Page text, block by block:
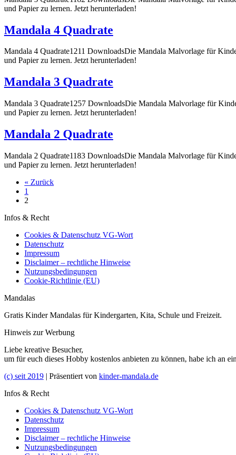
und Papier zu lernen. Jetzt herunterladen!
Mandala 4 Quadrate
Mandala 4 Quadrate1211 DownloadsDie Mandala Malvorlage für
und Papier zu lernen. Jetzt herunterladen!
Mandala 3 Quadrate
Mandala 3 Quadrate1257 DownloadsDie Mandala Malvorlage für
und Papier zu lernen. Jetzt herunterladen!
Mandala 2 Quadrate
Mandala 2 Quadrate1183 DownloadsDie Mandala Malvorlage für
und Papier zu lernen. Jetzt herunterladen!
« Zurück
1
2
Infos & Recht
Cookies & Datenschutz VG-Wort
Datenschutz
Impressum
Disclaimer – rechtliche Hinweise
Nutzungsbedingungen
Cookie-Richtlinie (EU)
Mandalas
Gratis Kinder Mandalas für Kindergarten, Kita, Schule und Freizeit.
Hinweis zur Werbung
Liebe kreative Besucher,
um für euch dieses Hobby kostenlos anbieten zu können, habe ich an
(c) seit 2019 | Präsentiert von kinder-mandala.de
Infos & Recht
Cookies & Datenschutz VG-Wort
Datenschutz
Impressum
Disclaimer – rechtliche Hinweise
Nutzungsbedingungen